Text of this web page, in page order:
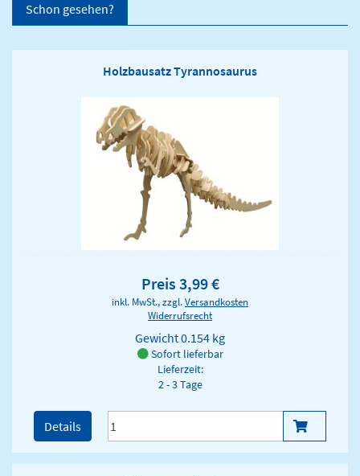
Schon gesehen?
Holzbausatz Tyrannosaurus
Preis 3,99 €
inkl. MwSt., zzgl.Versandkosten
Widerrufsrecht
Gewicht0.154 kg
Sofort lieferbar
Lieferzeit:
2 - 3 Tage
Details